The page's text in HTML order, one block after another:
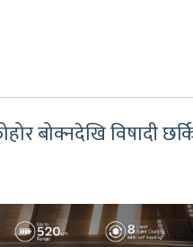
बोक्नदेखि विषादी